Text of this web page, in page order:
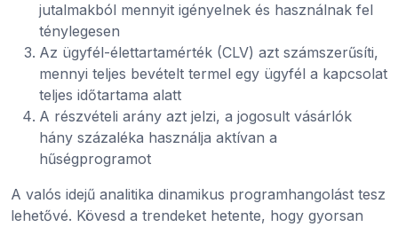
jutalmakból mennyit igényelnek és használnak fel
ténylegesen
Az ügyfél-élettartamérték (CLV) azt számszerűsíti,
mennyi teljes bevételt termel egy ügyfél a kapcsolat
teljes időtartama alatt
A részvételi arány azt jelzi, a jogosult vásárlók
hány százaléka használja aktívan a
hűségprogramot
A valós idejű analitika dinamikus programhangolást tesz
lehetővé. Kövesd a trendeket hetente, hogy gyorsan